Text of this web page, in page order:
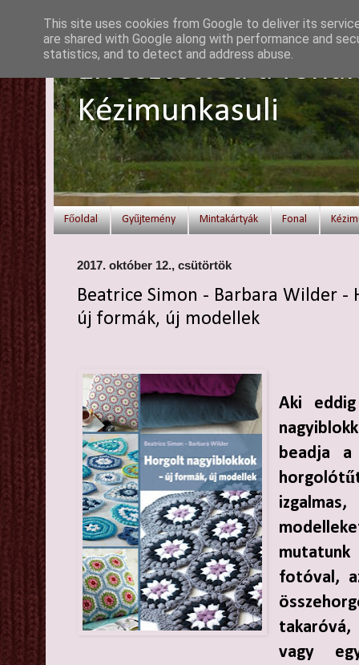
Elvesztetted a
Kézimunkasuli
Főoldal Gyűjtemény Mintakártyák Fonal
2017. október 12., csütörtök
Beatrice Simon - Barbara Wilder -
új formák, új modellek
Aki
beadja
mutatunk
fotóval,
vagy
This site uses cookies from Google to deliver its
are shared with Google along with performance and
statistics, and to detect and address abuse.